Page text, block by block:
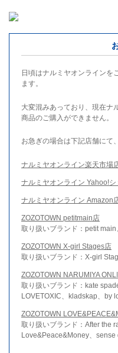
日頃はナルミヤオンラインを
ます。
大変混みあっており、現在ナ
商品のご購入ができません。
お急ぎの場合は下記店舗にて
ナルミヤオンライン楽天市場
ナルミヤオンライン Yahoo!
ナルミヤオンライン Amazon
ZOZOTOWN petitmain店
取り扱いブランド：petit
ZOZOTOWN X-girl Stages店
取り扱いブランド：X-girl
ZOZOTOWN NARUMIYA
取り扱いブランド：kate
LOVETOXIC、kladskap、by
ZOZOTOWN
取り扱いブランド：After the
Love&Peace&Money、sense